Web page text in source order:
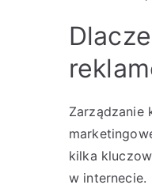
Zarządzanie
kilka
w internecie.